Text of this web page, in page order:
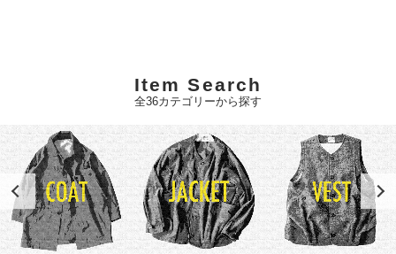
Item Search
全36カテゴリーから探す